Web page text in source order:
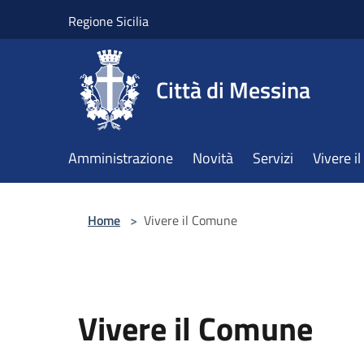
Regione Sicilia
Città di Messina
Amministrazione Novità Servizi Vivere
Home > Vivere il Comune
Vivere il Comune